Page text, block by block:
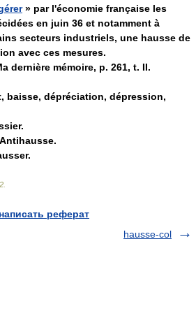
» par l'économie française les
en juin 36 et notamment à
secteurs industriels, une hausse de
avec ces mesures.
dernière mémoire, p. 261, t. II.
baisse, dépréciation, dépression,
Antihausse.
реферат
hausse-col